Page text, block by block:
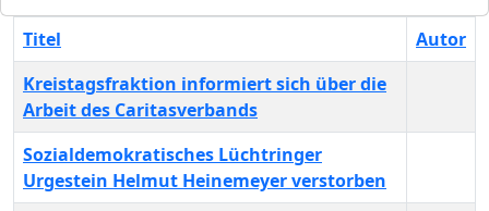
Titel
Autor
Kreistagsfraktion informiert sich über die
Arbeit des Caritasverbands
Sozialdemokratisches Lüchtringer
Urgestein Helmut Heinemeyer verstorben